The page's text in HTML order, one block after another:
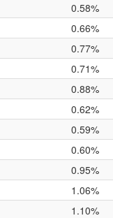
0.58%
0.66%
0.77%
0.71%
0.88%
0.62%
0.59%
0.60%
0.95%
1.06%
1.10%